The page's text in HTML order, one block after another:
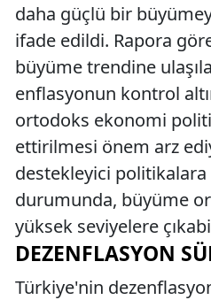
daha güçlü bir
ifade edildi. Rapora
büyüme trendine
enflasyonun kontrol
ortodoks ekonomi
ettirilmesi önem arz
destekleyici politikalara
durumunda, büyüme
yüksek seviyelere
DEZENFLASYON
Türkiye'nin